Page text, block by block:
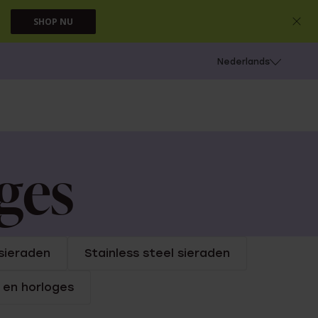
SHOP NU
Nederlands
Stainless steel sieraden
en horloges